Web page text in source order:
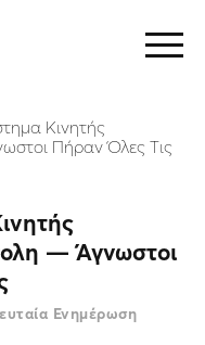
Kινητής
Πήραν Όλες Τις
— Άγνωστοι
Ενημέρωση